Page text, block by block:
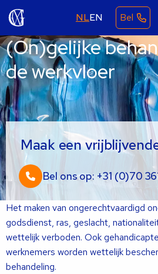
NLEN Bel
(On)gelijke
de werkvloer
Maak een
Bel ons op: +31 (0)70
Het maken van ongerechtvaardigd
godsdienst, ras, geslacht,
wettelijk verboden. Ook
werknemers worden wettelijk
behandeling.